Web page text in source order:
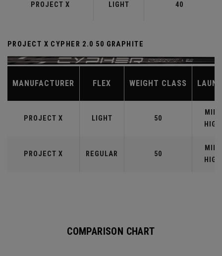
PROJECT X LIGHT 40
PROJECT X CYPHER 2.0 50 GRAPHITE
MANUFACTURER FLEX WEIGHT CLASS
PROJECT X LIGHT 50
MID-
HIGH
PROJECT X REGULAR 50
MID-
HIGH
COMPARISON CHART